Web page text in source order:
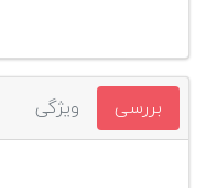
بررسی ویژگی